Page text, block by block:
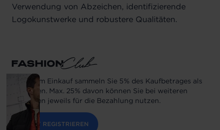
Verwendung von Abzeichen, identifizierende
Logokunstwerke und robustere Qualitäten.
Bei jedem Einkauf sammeln Sie 5% des Kaufbetrages als
Guthaben. Max. 25% davon können Sie bei weiteren
Einkäufen jeweils für die Bezahlung nutzen.
JETZT REGISTRIEREN